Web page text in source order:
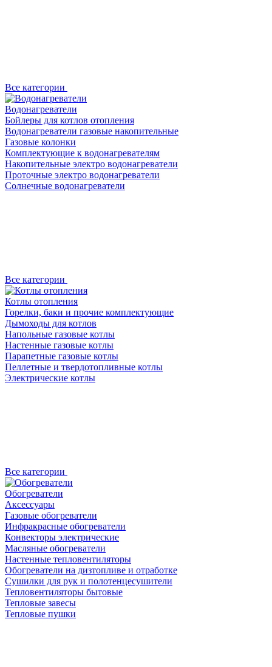
Все категории
Водонагреватели
Бойлеры для котлов отопления
Водонагреватели газовые накопительные
Газовые колонки
Комплектующие к водонагревателям
Накопительные электро водонагреватели
Проточные электро водонагреватели
Солнечные водонагреватели
Все категории
Котлы отопления
Горелки, баки и прочие комплектующие
Дымоходы для котлов
Напольные газовые котлы
Настенные газовые котлы
Парапетные газовые котлы
Пеллетные и твердотопливные котлы
Электрические котлы
Все категории
Обогреватели
Аксессуары
Газовые обогреватели
Инфракрасные обогреватели
Конвекторы электрические
Масляные обогреватели
Настенные тепловентиляторы
Обогреватели на дизтопливе и отработке
Сушилки для рук и полотенцесушители
Тепловентиляторы бытовые
Тепловые завесы
Тепловые пушки